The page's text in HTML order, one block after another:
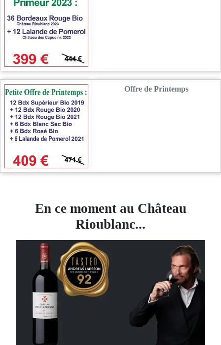
Offre de Printemps
En ce moment au Château
Rioublanc...